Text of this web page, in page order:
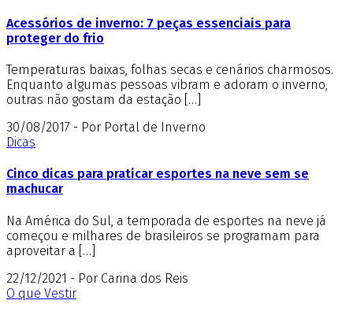
Acessórios de inverno: 7 peças essenciais para
proteger do frio
Temperaturas baixas, folhas secas e cenários charmosos.
Enquanto algumas pessoas vibram e adoram o inverno,
outras não gostam da estação […]
30/08/2017 - Por Portal de Inverno
Dicas
Cinco dicas para praticar esportes na neve sem se
machucar
Na América do Sul, a temporada de esportes na neve já
começou e milhares de brasileiros se programam para
aproveitar a […]
22/12/2021 - Por Carina dos Reis
O que Vestir